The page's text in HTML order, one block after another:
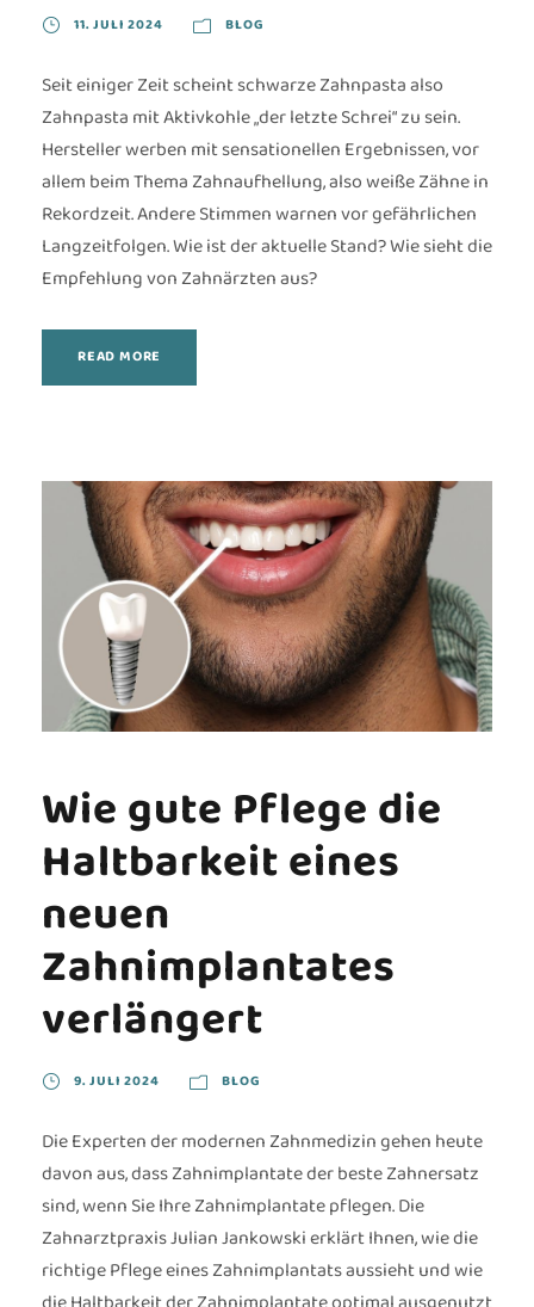
11. JULI 2024 BLOG
Seit einiger Zeit scheint schwarze Zahnpasta also
Zahnpasta mit Aktivkohle „der letzte Schrei“ zu sein.
Hersteller werben mit sensationellen Ergebnissen, vor
allem beim Thema Zahnaufhellung, also weiße Zähne in
Rekordzeit. Andere Stimmen warnen vor gefährlichen
Langzeitfolgen. Wie ist der aktuelle Stand? Wie sieht die
Empfehlung von Zahnärzten aus?
READ MORE
Wie gute Pflege die
Haltbarkeit eines
neuen
Zahnimplantates
verlängert
9. JULI 2024 BLOG
Die Experten der modernen Zahnmedizin gehen heute
davon aus, dass Zahnimplantate der beste Zahnersatz
sind, wenn Sie Ihre Zahnimplantate pflegen. Die
Zahnarztpraxis Julian Jankowski erklärt Ihnen, wie die
richtige Pflege eines Zahnimplantats aussieht und wie